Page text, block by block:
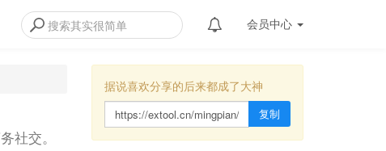
会员中心
社交。
据说喜欢分享的后来都成了大神
复制